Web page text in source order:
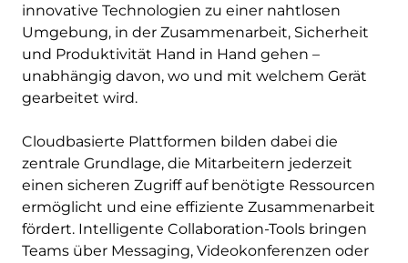
innovative Technologien zu einer nahtlosen
Umgebung, in der Zusammenarbeit, Sicherheit
und Produktivität Hand in Hand gehen –
unabhängig davon, wo und mit welchem Gerät
gearbeitet wird.
Cloudbasierte Plattformen bilden dabei die
zentrale Grundlage, die Mitarbeitern jederzeit
einen sicheren Zugriff auf benötigte Ressourcen
ermöglicht und eine effiziente Zusammenarbeit
fördert. Intelligente Collaboration-Tools bringen
Teams über Messaging, Videokonferenzen oder